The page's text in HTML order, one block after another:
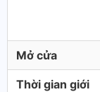
Mở cửa
Thời gian giới